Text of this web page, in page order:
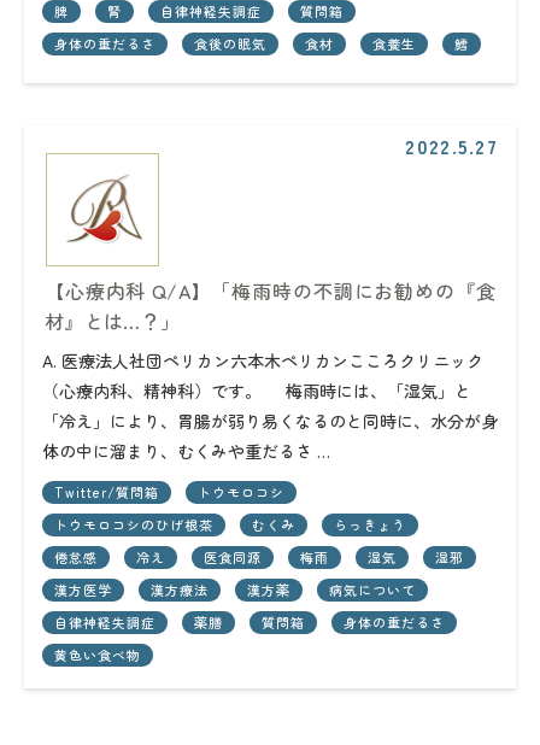
脾
腎 自律神経失調症
質問箱
身体の重だるさ
食後の眠気 食材 食養生 鱈
2022.5.27
【心療内科 Q/A】「梅雨時の不調にお勧めの『食
材』とは…？」
A. 医療法人社団ペリカン六本木ペリカンこころクリニック
（心療内科、精神科）です。 梅雨時には、「湿気」と
「冷え」により、胃腸が弱り易くなるのと同時に、水分が身
体の中に溜まり、むくみや重だるさ …
Twitter/質問箱
トウモロコシ
トウモロコシのひげ根茶
むくみ
らっきょう
倦怠感
冷え 医食同源 梅雨 湿気
湿邪
漢方医学
漢方療法 漢方薬
病気について
自律神経失調症
薬膳 質問箱
身体の重だるさ
黄色い食べ物